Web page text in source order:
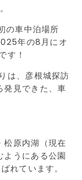
の車中泊場所
年の8月にオ
す！
は、彦根城探訪
発見できた、車
松原内湖（現在
ようにある公園
れています。